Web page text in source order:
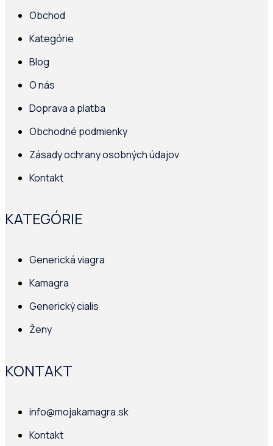
Obchod
Kategórie
Blog
O nás
Doprava a platba
Obchodné podmienky
Zásady ochrany osobných údajov
Kontakt
KATEGÓRIE
Generická viagra
Kamagra
Generický cialis
Ženy
KONTAKT
info@mojakamagra.sk
Kontakt